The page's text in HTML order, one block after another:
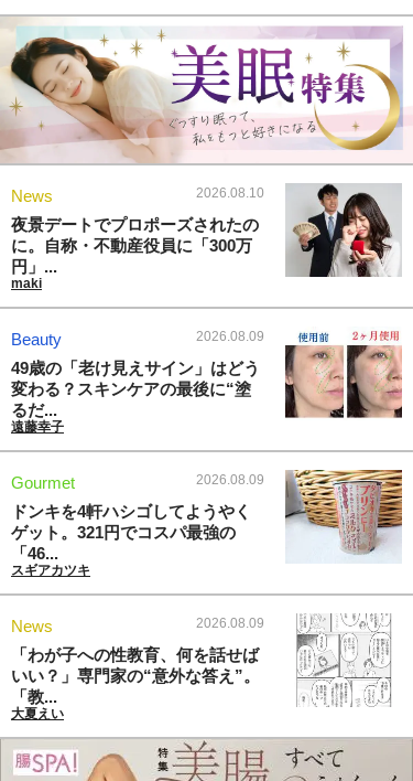
News 2026.08.10
夜景デートでプロポーズされたの
に。自称・不動産役員に「300万
円」...
maki
Beauty 2026.08.09
49歳の「老け見えサイン」はどう
変わる？スキンケアの最後に“塗
るだ...
遠藤幸子
Gourmet 2026.08.09
ドンキを4軒ハシゴしてようやく
ゲット。321円でコスパ最強の
「46...
スギアカツキ
News 2026.08.09
「わが子への性教育、何を話せば
いい？」専門家の“意外な答え”。
「教...
大夏えい